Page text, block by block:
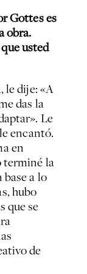
Gottes es
obra.
usted
le dije: «A
das la
Le
encantó.
en
terminé la
a lo
hubo
que se
de